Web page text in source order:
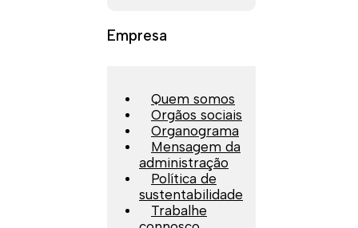
Empresa
Quem somos
Orgãos sociais
Organograma
Mensagem da
administração
Política de
sustentabilidade
Trabalhe